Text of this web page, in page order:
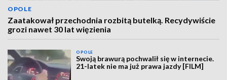
OPOLE
Zaatakował przechodnia rozbitą butelką. Recydywiście
grozi nawet 30 lat więzienia
OPOLE
Swoją brawurą pochwalił się w internecie.
21-latek nie ma już prawa jazdy [FILM]